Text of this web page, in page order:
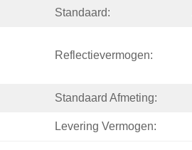
Standaard:
Reflectievermogen:
Standaard Afmeting:
Levering Vermogen: